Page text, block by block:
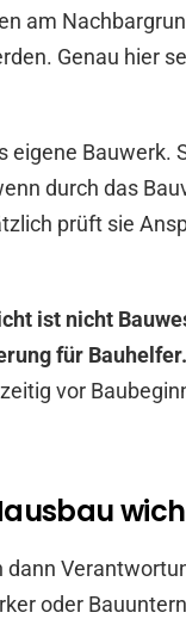
am
Genau hier
eigene Bauwerk.
durch das
prüft sie
ist nicht
für Bauhelfer.
vor
oder